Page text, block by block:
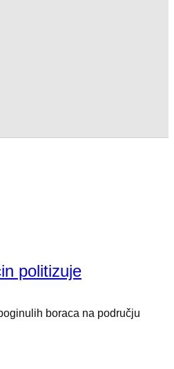
politizuje
boraca na području